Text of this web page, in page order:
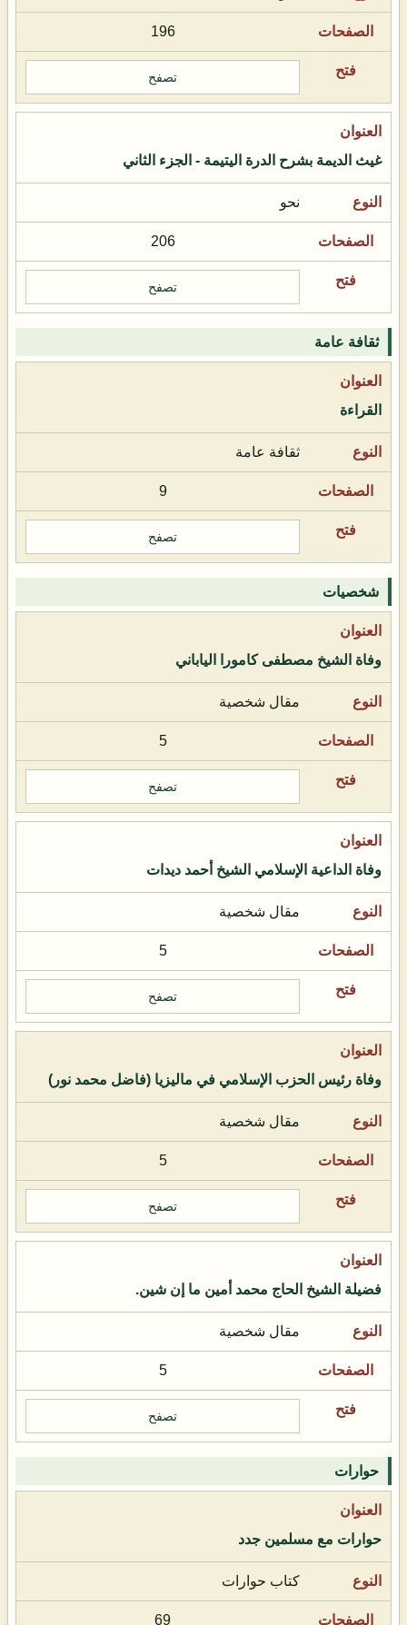
196
تصفح
غيث الديمة بشرح الدرة اليتيمة - الجزء الثاني
نحو
206
تصفح
ثقافة عامة
القراءة
ثقافة عامة
9
تصفح
شخصيات
وفاة الشيخ مصطفى كامورا الياباني
مقال شخصية
5
تصفح
وفاة الداعية الإسلامي الشيخ أحمد ديدات
مقال شخصية
5
تصفح
وفاة رئيس الحزب الإسلامي في ماليزيا (فاضل محمد نور)
مقال شخصية
5
تصفح
فضيلة الشيخ الحاج محمد أمين ما إن شين.
مقال شخصية
5
تصفح
حوارات
حوارات مع مسلمين جدد
كتاب حوارات
69